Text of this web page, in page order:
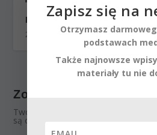
Pokręcone drogi prowadzące
29 sierpnia 2016
Zostaw odpowiedź
Twój adres email nie zostanie
są oznaczone
Zapisz się na
Otrzymasz
podstawach
Także najnowsze
materiały tu nie